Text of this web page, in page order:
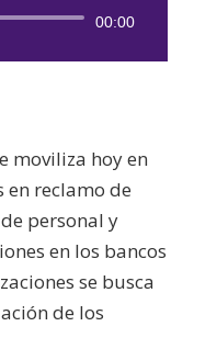
00:00
moviliza hoy en
en reclamo de
personal y
en los bancos
se busca
de los